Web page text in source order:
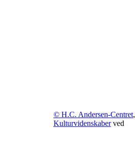
© H.C. Andersen-Centret,
Kulturvidenskaberved